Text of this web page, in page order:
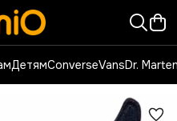
ДетямConverseVansDr.